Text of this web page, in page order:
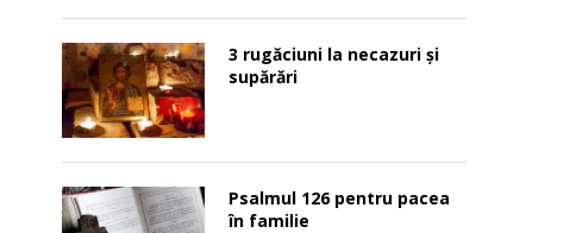
3 rugăciuni la necazuri și
supărări
Psalmul 126 pentru pacea
în familie